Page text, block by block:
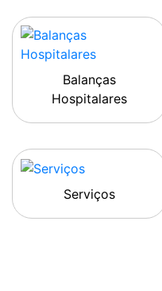
Balanças
Hospitalares
Serviços